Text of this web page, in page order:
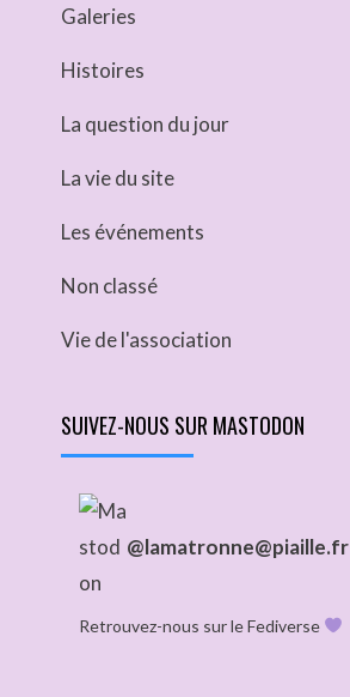
Galeries
Histoires
La question du jour
La vie du site
Les événements
Non classé
Vie de l'association
SUIVEZ-NOUS SUR MASTODON
@lamatronne@piaille.fr
Retrouvez-nous sur le Fediverse